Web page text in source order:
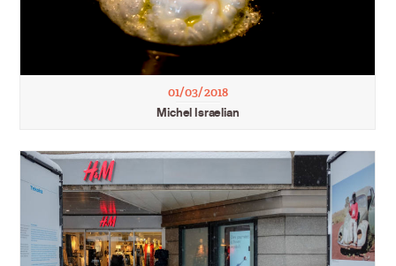
01/03/2018
Michel Israelian